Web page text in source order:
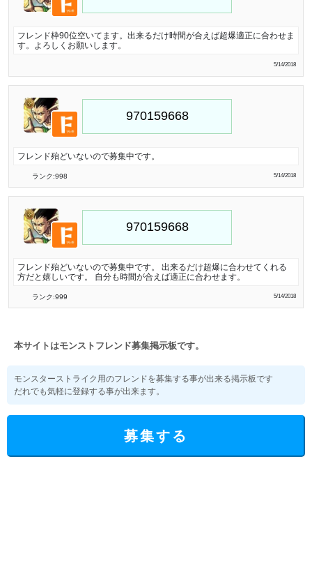
フレンド枠90位空いてます。出来るだけ時間が合えば超爆適正に合わせま
す。よろしくお願いします。
5/14/2018
フレンド殆どいないので募集中です。
ランク:998 5/14/2018
フレンド殆どいないので募集中です。 出来るだけ超爆に合わせてくれる
方だと嬉しいです。 自分も時間が合えば適正に合わせます。
ランク:999 5/14/2018
本サイトはモンストフレンド募集掲示板です。
モンスターストライク用のフレンドを募集する事が出来る掲示板です
だれでも気軽に登録する事が出来ます。
募集する